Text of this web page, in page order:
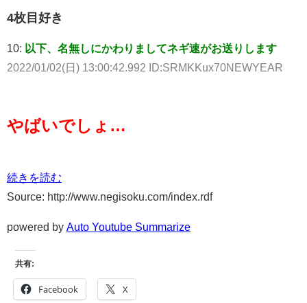
4枚目好き
10: 以下、名無しにかわりましてネギ速がお送りします
2022/01/02(日) 13:00:42.992 ID:SRMKKux70NEWYEAR
やばいでしょ…
続きを読む
Source: http://www.negisoku.com/index.rdf
powered by Auto Youtube Summarize
共有:
Facebook X